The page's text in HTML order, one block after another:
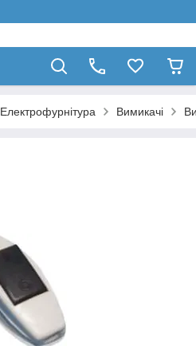
Електрофурнітура Вимикачі